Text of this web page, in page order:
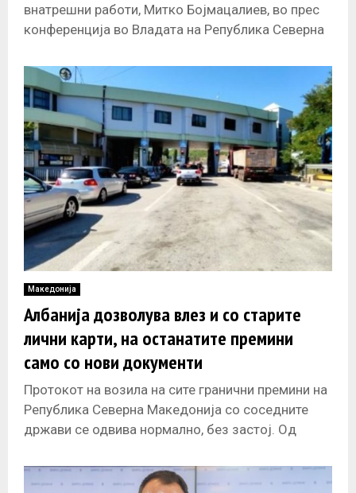
внатрешни работи, Митко Бојмацалиев, во прес
конференција во Владата на Република Северна
на седница на Владата
Македонија
Албанија дозволува влез и со старите
лични карти, на останатите премини
само со нови документи
Протокот на возила на сите гранични премини на
Република Северна Македонија со соседните
држави се одвива нормално, без застој. Од